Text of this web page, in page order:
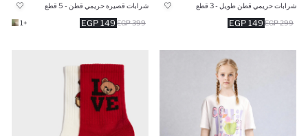
شرابات حريمي قطن طويل - 3 قطع
149 EGP 299 EGP
شرابات قصيرة حريمي قطن - 5 قطع
149 EGP 399 EGP
+1